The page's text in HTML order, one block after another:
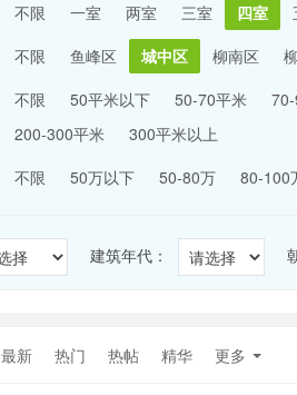
不限 一室 两室 三室 四室
不限 鱼峰区 城中区 柳南区
不限 50平米以下 50-70平米
200-300平米
300平米以上
不限 50万以下 50-80万 80-100
建筑年代：
最新 热门 热帖 精华 更多